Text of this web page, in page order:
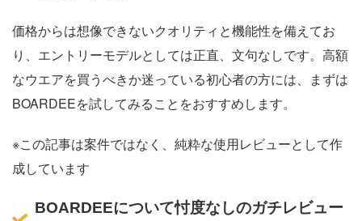
価格からは想像できないクオリティと機能性を備えてお
り、エントリーモデルとしては正直、文句なしです。高額
なウエアを買うべきか迷っている初心者の方には、まずは
BOARDEEを試してみることをおすすめします。
※この記事は案件ではなく、純粋な使用レビューとして作
成しています
BOARDEEについて忖度なしのガチレビュー